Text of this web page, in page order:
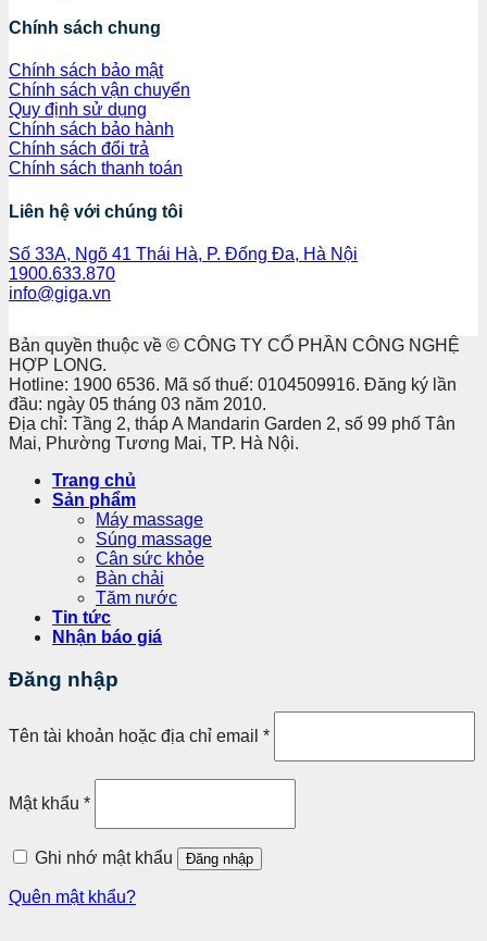
Chính sách chung
Chính sách bảo mật
Chính sách vận chuyển
Quy định sử dụng
Chính sách bảo hành
Chính sách đổi trả
Chính sách thanh toán
Liên hệ với chúng tôi
Số 33A, Ngõ 41 Thái Hà, P. Đống Đa, Hà Nội
1900.633.870
info@giga.vn
Bản quyền thuộc về © CÔNG TY CỔ PHẦN CÔNG NGHỆ
HỢP LONG.
Hotline: 1900 6536. Mã số thuế: 0104509916. Đăng ký lần
đầu: ngày 05 tháng 03 năm 2010.
Địa chỉ: Tầng 2, tháp A Mandarin Garden 2, số 99 phố Tân
Mai, Phường Tương Mai, TP. Hà Nội.
Trang chủ
Sản phẩm
Máy massage
Súng massage
Cân sức khỏe
Bàn chải
Tăm nước
Tin tức
Nhận báo giá
Đăng nhập
Tên tài khoản hoặc địa chỉ email *
Mật khẩu *
Ghi nhớ mật khẩu Đăng nhập
Quên mật khẩu?